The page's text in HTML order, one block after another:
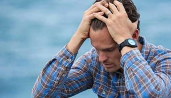
Ansiedad Suicidio
Blanca de la Torre Fernández Maribel Gámez
Deberes escolares empatía Algoritmos